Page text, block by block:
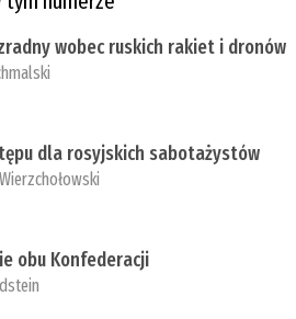
wobec ruskich rakiet i dronów
dla rosyjskich sabotażystów
obu Konfederacji